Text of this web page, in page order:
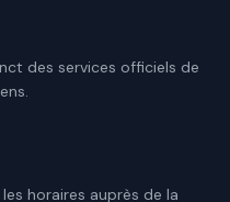
des services officiels de
horaires auprès de la